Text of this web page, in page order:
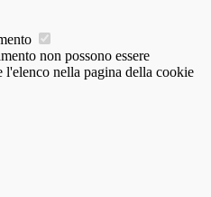
non possono essere
nella pagina della cookie